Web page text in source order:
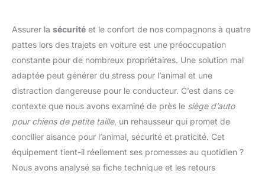
Assurer la sécurité et le confort de nos compagnons à quatre
pattes lors des trajets en voiture est une préoccupation
constante pour de nombreux propriétaires. Une solution mal
adaptée peut générer du stress pour l’animal et une
distraction dangereuse pour le conducteur. C’est dans ce
contexte que nous avons examiné de près le siège d’auto
pour chiens de petite taille, un rehausseur qui promet de
concilier aisance pour l’animal, sécurité et praticité. Cet
équipement tient-il réellement ses promesses au quotidien ?
Nous avons analysé sa fiche technique et les retours